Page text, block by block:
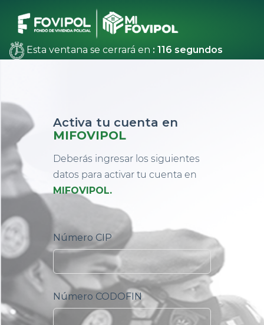
Esta ventana se cerrará en : 115 segundos
Activa tu cuenta en
MIFOVIPOL
Deberás ingresar los siguientes
datos para activar tu cuenta en
MIFOVIPOL.
Número CIP
Número CODOFIN